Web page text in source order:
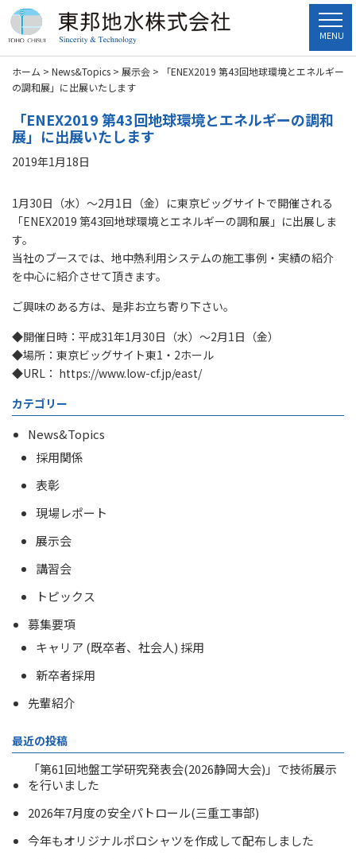
MENU
ホーム > News&Topics > 展示会 >
「ENEX2019 第43回地球環境とエネルギー
の調和展」に出展いたします
「ENEX2019 第43回地球環境とエネルギーの調和
展」に出展いたします
2019年1月18日
1月30日（水）～2月1日（金）に東京ビッグサイトで開催される
「ENEX2019 第43回地球環境とエネルギーの調和展」に出展しま
す。
当社のブースでは、地中熱利用システムの施工事例・実績の紹介
を中心に紹介させて頂きます。
ご興味のある方は、是非お立ち寄り下さい。
◆開催日時：平成31年1月30日（水）～2月1日（金）
◆場所：東京ビッグサイト東1・2ホール
◆URL： https://www.low-cf.jp/east/
カテゴリー
News&Topics
採用関係
表彰
現場レポート
展示会
講習会
トピックス
募集要項
キャリア (既卒者、社会人) 採用
新卒者採用
先輩紹介
最近の投稿
「第61回地盤工学研究発表会(2026静岡大会)」で技術展示
を行いました
2026年7月度の安全パトロール(三重工事部)
今年もオリジナルポロシャツを作成して配布しました